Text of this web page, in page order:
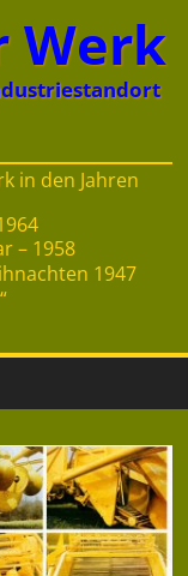
Werk
in den Jahren
– 1958
1947